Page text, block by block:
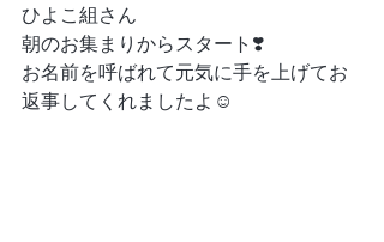
ひよこ組さん
朝のお集まりからスタート❣️
お名前を呼ばれて元気に手を上げてお
返事してくれましたよ☺️